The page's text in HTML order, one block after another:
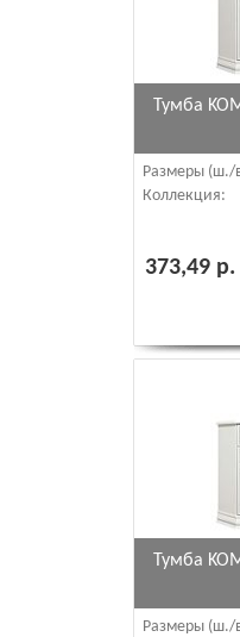
Тумба
Размеры (ш./
Коллекция:
373,49 р.
Тумба
Размеры (ш./